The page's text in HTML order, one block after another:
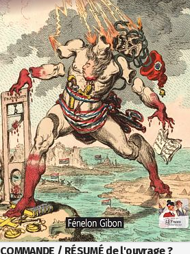
COMMANDE / RÉSUMÉ de l'ouvrage ?